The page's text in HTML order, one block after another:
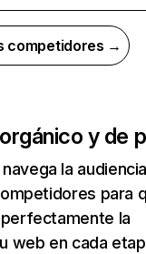
competidores →
y de
la
para
la
web en cada